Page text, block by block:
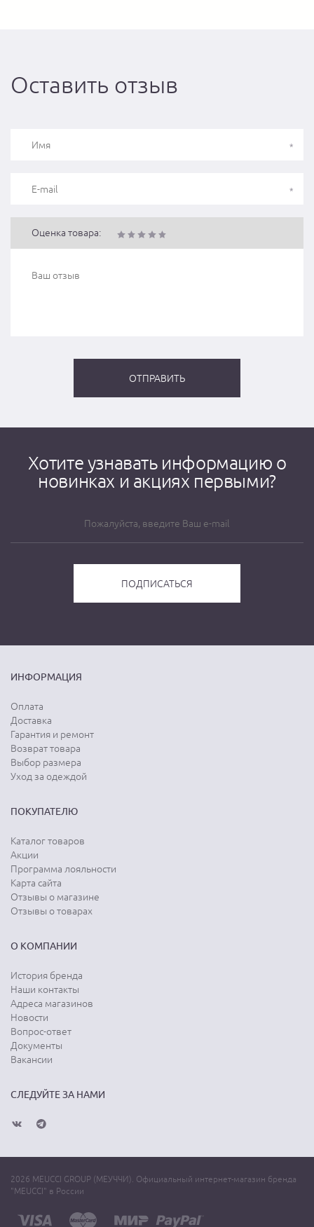
Оставить отзыв
Оценка товара:
Хотите узнавать информацию о
новинках и акциях первыми?
ИНФОРМАЦИЯ
Оплата
Доставка
Гарантия и ремонт
Возврат товара
Выбор размера
Уход за одеждой
ПОКУПАТЕЛЮ
Каталог товаров
Акции
Программа лояльности
Карта сайта
Отзывы о магазине
Отзывы о товарах
О КОМПАНИИ
История бренда
Наши контакты
Адреса магазинов
Новости
Вопрос-ответ
Документы
Вакансии
СЛЕДУЙТЕ ЗА НАМИ
2026 MEUCCI GROUP (МЕУЧЧИ). Официальный интернет-магазин бренда
"MEUCCI" в России